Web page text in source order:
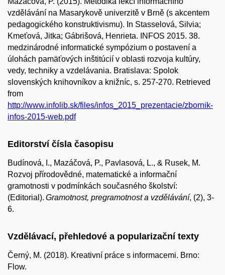
vzdělávání na Masarykově univerzitě v Brně (s akcentem
pedagogického konstruktivismu). In Stasselová, Silvia;
Kmeťová, Jitka; Gábrišová, Henrieta. INFOS 2015. 38.
medzinárodné informatické sympózium o postavení a
úlohách pamäťových inštitúcií v oblasti rozvoja kultúry,
vedy, techniky a vzdelávania. Bratislava: Spolok
slovenských knihovníkov a knižníc, s. 257-270. Retrieved
from
http://www.infolib.sk/files/infos_2015_prezentacie/zbornik-
infos-2015-web.pdf
Editorství čísla časopisu
Budínová, I., Mazáčová, P., Pavlasová, L., & Rusek, M.
Rozvoj přírodovědné, matematické a informační
gramotnosti v podmínkách současného školství:
(Editorial). Gramotnost, pregramotnosta vzdělávání, (2), 3-
6.
Vzdělávací, přehledové a popularizační texty
Černý, M. (2018). Kreativní práce s informacemi. Brno:
Flow.